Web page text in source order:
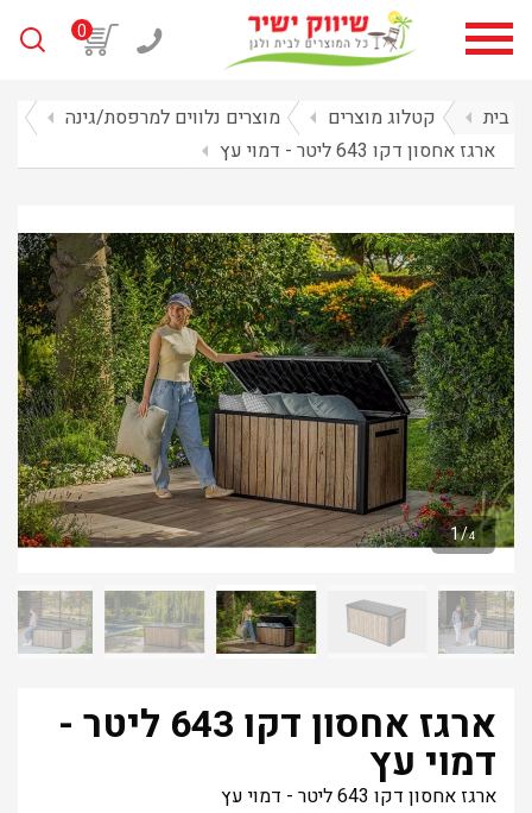
0
בית arrow_left קטלוג מוצרים arrow_left מוצרים נלווים למרפסת/גינה arrow_left
ארגז אחסון דקו 643 ליטר - דמוי עץ
arrow_left
1/4
ארגז אחסון דקו 643 ליטר -
דמוי עץ
ארגז אחסון דקו 643 ליטר - דמוי עץ